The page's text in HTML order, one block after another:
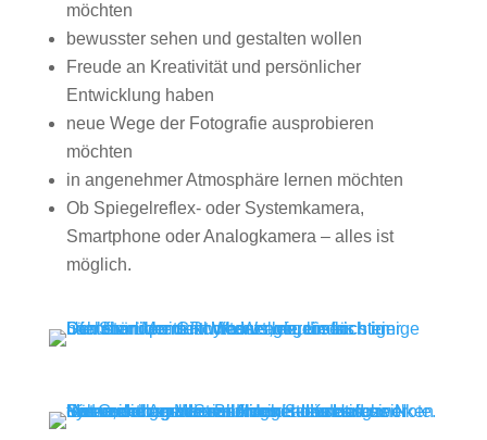
möchten
bewusster sehen und gestalten wollen
Freude an Kreativität und persönlicher
Entwicklung haben
neue Wege der Fotografie ausprobieren
möchten
in angenehmer Atmosphäre lernen möchten
Ob Spiegelreflex- oder Systemkamera,
Smartphone oder Analogkamera – alles ist
möglich.